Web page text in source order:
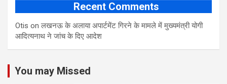
Recent Comments
Otis onलखनऊ के अलाया अपार्टमेंट गिरने के मामले में मुख्‍यमंत्री योगी
आद‍ित्‍यनाथ ने जांच के द‍िए आदेश
You may Missed